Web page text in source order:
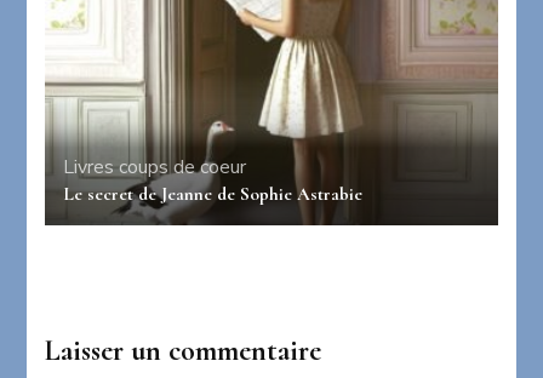
Livres coups de coeur
Le secret de Jeanne de Sophie Astrabie
Laisser un commentaire